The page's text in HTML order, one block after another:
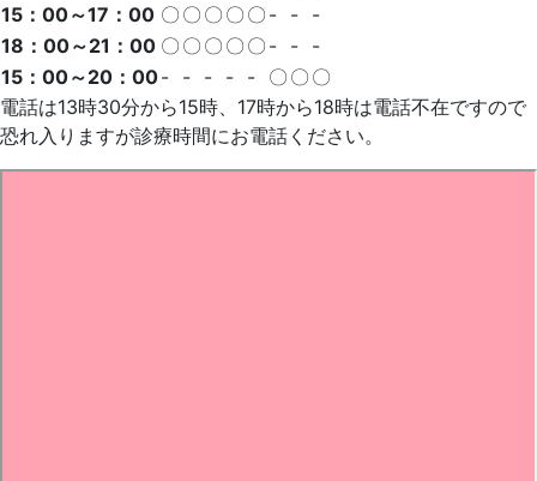
15：00～17：00 〇 〇 〇 〇 〇 - - -
18：00～21：00 〇 〇 〇 〇 〇 - - -
15：00～20：00- - - - - 〇 〇 〇
電話は13時30分から15時、17時から18時は電話不在ですので
恐れ入りますが診療時間にお電話ください。